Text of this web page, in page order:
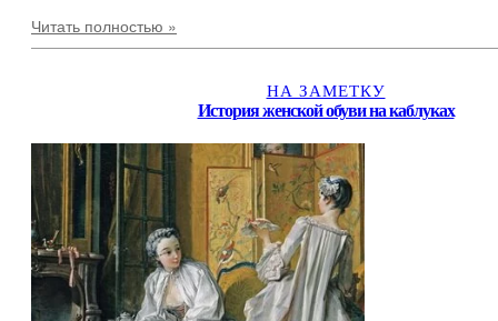
Читать полностью »
НА ЗАМЕТКУ
История женской обуви на каблуках